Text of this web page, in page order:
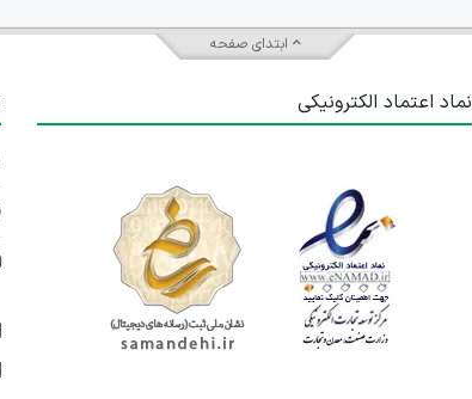
ابتدای صفحه
نماد اعتماد الکترونیکی